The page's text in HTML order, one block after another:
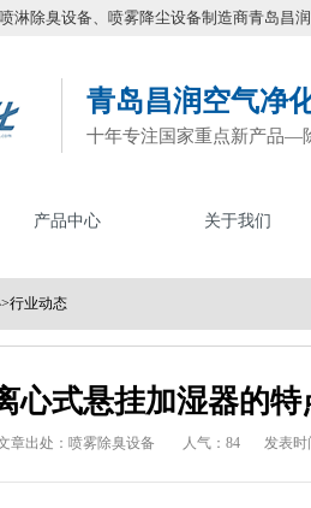
淋除臭设备、喷雾降尘设备制造商青岛昌润
青岛昌润空气净
十年专注国家重点新产品—
产品中心 关于我们
>行业动态
心式悬挂加湿器的
章出处：喷雾除臭设备 人气：84 发表时